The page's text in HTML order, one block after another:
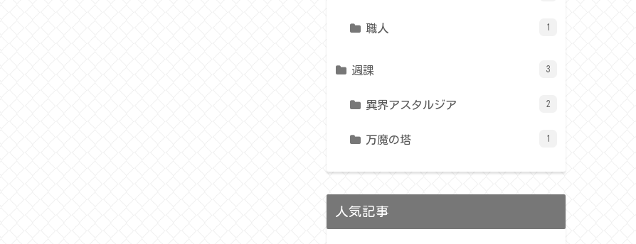
職人 1
週課 3
異界アスタルジア 2
万魔の塔 1
人気記事